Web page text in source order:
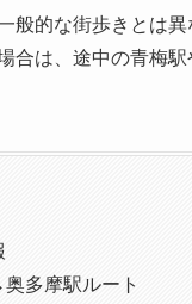
般的な街歩きとは
合は、途中の青梅
多摩駅ルート